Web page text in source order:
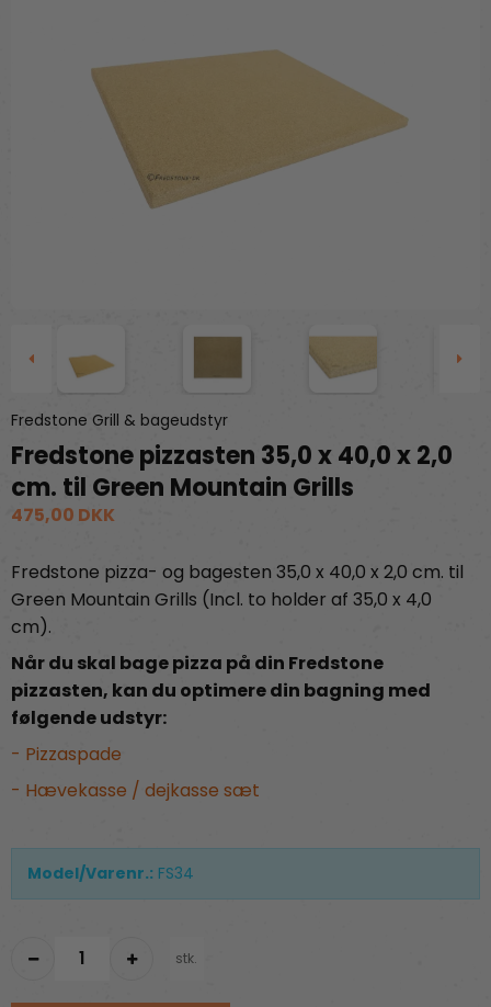
Fredstone Grill & bageudstyr
Fredstone pizzasten 35,0 x 40,0 x 2,0
cm. til Green Mountain Grills
475,00 DKK
Fredstone pizza- og bagesten 35,0 x 40,0 x 2,0 cm. til
Green Mountain Grills (Incl. to holder af 35,0 x 4,0
cm).
Når du skal bage pizza på din Fredstone
pizzasten, kan du optimere din bagning med
følgende udstyr:
- Pizzaspade
- Hævekasse / dejkasse sæt
Model/Varenr.: FS34
stk.